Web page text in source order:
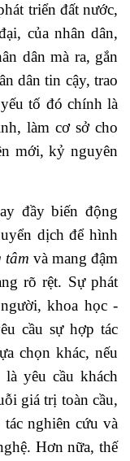
triển đất nước,
của nhân dân,
dân mà ra, gắn
dân tin cậy, trao
tố đó chính là
làm cơ sở cho
mới, kỷ nguyên
đầy biến động
dịch để hình
tâm và mang đậm
rõ rệt. Sự phát
khoa học -
cầu sự hợp tác
chọn khác, nếu
yêu cầu khách
giá trị toàn cầu,
nghiên cứu và
Hơn nữa, thế